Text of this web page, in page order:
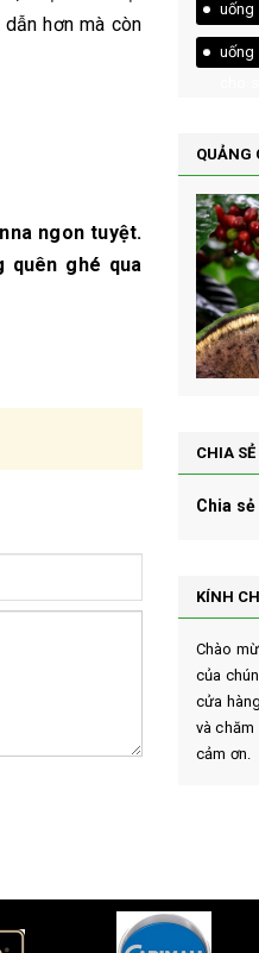
hơn mà còn
ngon tuyệt.
quên ghé qua
uống
uống
QUẢNG
CHIA
Chia sẻ
KÍNH
Chào
của
cửa
và
cảm ơn.